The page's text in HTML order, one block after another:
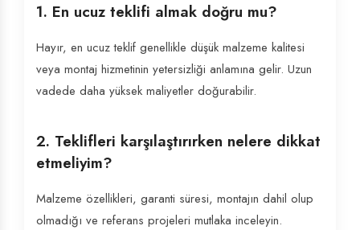
1. En ucuz teklifi almak doğru mu?
Hayır, en ucuz teklif genellikle düşük malzeme kalitesi
veya montaj hizmetinin yetersizliği anlamına gelir. Uzun
vadede daha yüksek maliyetler doğurabilir.
2. Teklifleri karşılaştırırken nelere dikkat
etmeliyim?
Malzeme özellikleri, garanti süresi, montajın dahil olup
olmadığı ve referans projeleri mutlaka inceleyin.